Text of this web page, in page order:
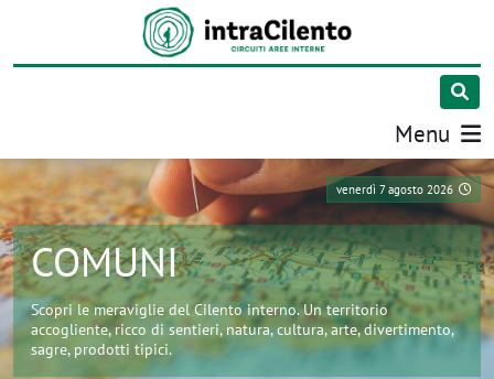
Menu
venerdì 7 agosto 2026
COMUNI
Scopri le meraviglie del Cilento interno. Un territorio
accogliente, ricco di sentieri, natura, cultura, arte, divertimento,
sagre, prodotti tipici.